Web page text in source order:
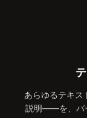
あらゆるテキ
説明——を、バ